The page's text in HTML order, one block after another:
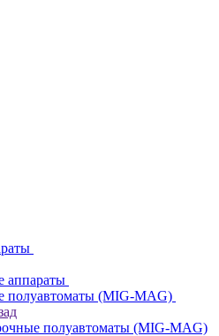
аппараты
полуавтоматы (MIG-MAG)
полуавтоматы (MIG-MAG)